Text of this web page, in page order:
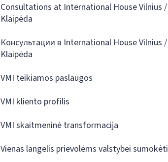
Consultations at International House Vilnius /
Klaipėda
Консультации в International House Vilnius /
Klaipėda
VMI teikiamos paslaugos
VMI kliento profilis
VMI skaitmeninė transformacija
Vienas langelis prievolėms valstybei sumokėti